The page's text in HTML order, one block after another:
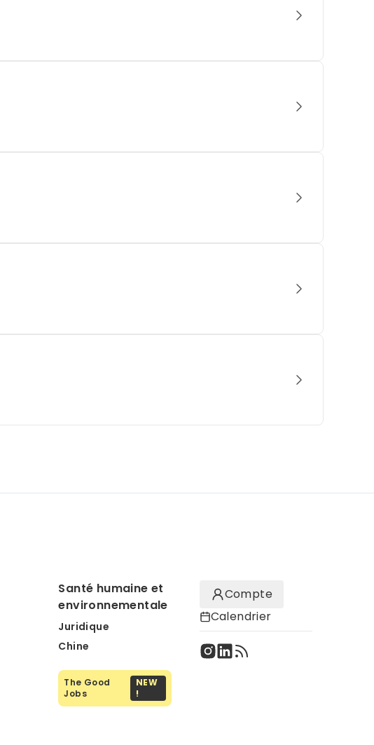
Santé humaine et
environnementale
Juridique
Chine
The Good
Jobs
NEW
!
Compte
Calendrier